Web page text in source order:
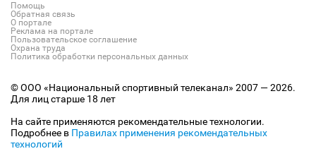
Помощь
Обратная связь
О портале
Реклама на портале
Пользовательское соглашение
Охрана труда
Политика обработки персональных данных
© ООО «Национальный спортивный телеканал» 2007 — 2026.
Для лиц старше 18 лет
На сайте применяются рекомендательные технологии.
Подробнее в Правилах применения рекомендательных
технологий